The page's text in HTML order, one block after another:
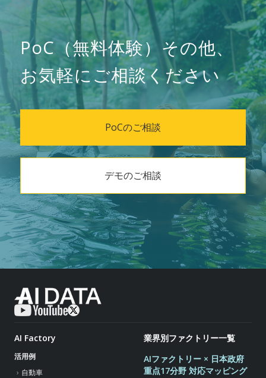
PoC（無料体験）その他、
お気軽にご相談ください
PoCのご相談
デモのご相談
AI Factory
活用例
自動車
業界別ファクトリー一覧
AIファクトリー × 日本政府
重点17分野 対応マッピング